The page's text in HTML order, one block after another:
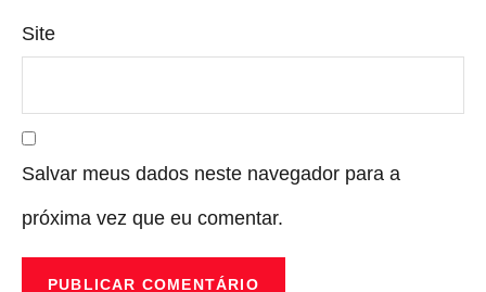
Site
Salvar meus dados neste navegador para a
próxima vez que eu comentar.